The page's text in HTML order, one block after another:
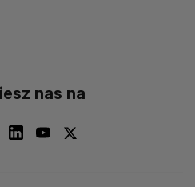
nas na